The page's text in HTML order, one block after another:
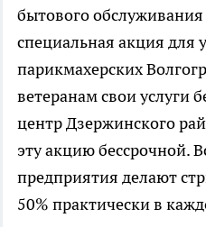
бытового
специальная акция для
парикмахерских
ветеранам свои услуги
центр Дзержинского
эту акцию бессрочной.
предприятия делают
50% практически в